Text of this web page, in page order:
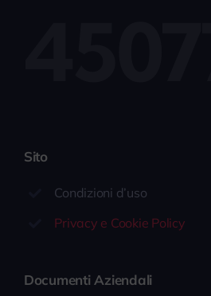
Sito
Condizioni d’uso
Privacy e Cookie Policy
Documenti Aziendali